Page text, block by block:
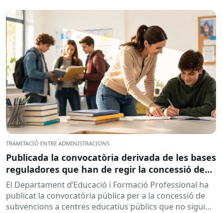
TRAMITACIÓ ENTRE ADMINISTRACIONS
Publicada la convocatòria derivada de les bases
reguladores que han de regir la concessió de
subvencions a centres educatius, per al
desenvolupament de programes de formació i
inserció, durant el curs 2026-2027
El Departament d’Educació i Formació Professional ha
publicat la convocatòria pública per a la concessió de
subvencions a centres educatius públics que no siguin